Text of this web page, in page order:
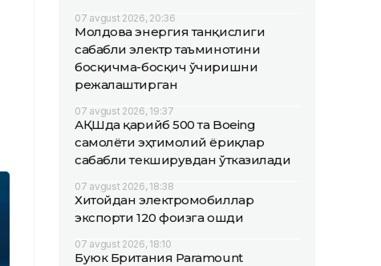
07 avgust 2026, 20:36
Молдова энергия танқислиги
сабабли электр таъминотини
босқичма-босқич ўчиришни
режалаштирган
07 avgust 2026, 19:37
АҚШда қарийб 500 та Boeing
самолёти эҳтимолий ёриқлар
сабабли текширувдан ўтказилади
07 avgust 2026, 18:38
Хитойдан электромобиллар
экспорти 120 фоизга ошди
07 avgust 2026, 18:10
Буюк Британия Paramount